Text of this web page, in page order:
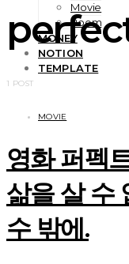
Movie
Poem
MONEY
NOTION
TEMPLATE
1 POST
MOVIE
영화 퍼펙
삶을 살 수
수 밖에.